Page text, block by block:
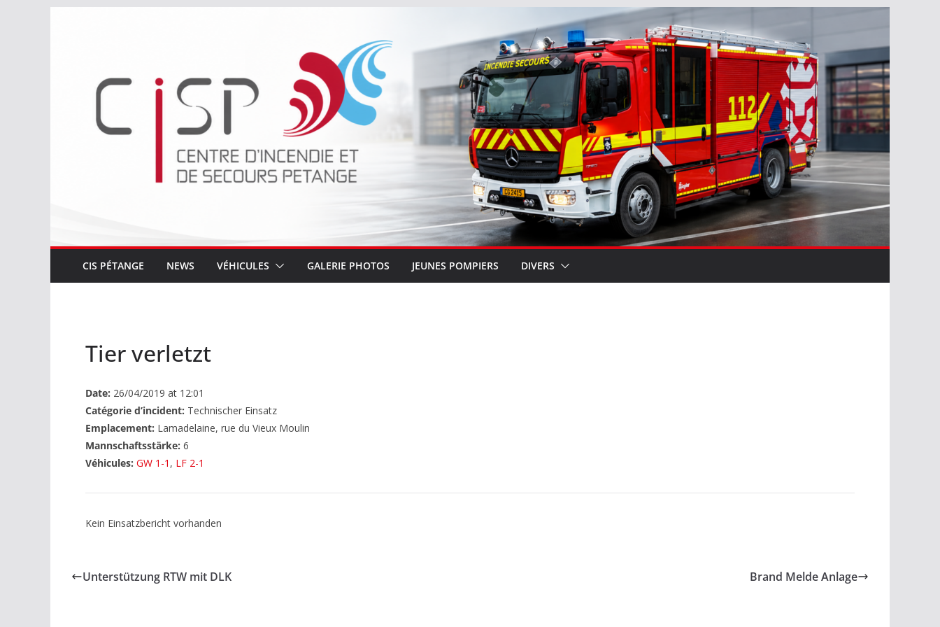
CIS PÉTANGE NEWS VÉHICULES GALERIE PHOTOS JEUNES POMPIERS DIVERS
Tier verletzt
Date: 26/04/2019 at 12:01
Catégorie d’incident: Technischer Einsatz
Emplacement: Lamadelaine, rue du Vieux Moulin
Mannschaftsstärke: 6
Véhicules: GW 1-1 , LF 2-1
Kein Einsatzbericht vorhanden
Unterstützung RTW mit DLK Brand Melde Anlage